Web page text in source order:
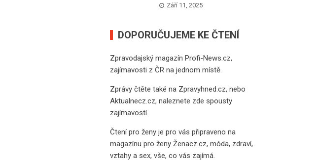
Září 11, 2025
DOPORUČUJEME KE ČTENÍ
Zpravodajský magazín Profi-News.cz,
zajímavosti z ČR na jednom místě.
Zprávy čtěte také na Zpravyhned.cz, nebo
Aktualnecz.cz, naleznete zde spousty
zajímavostí.
Čtení pro ženy je pro vás připraveno na
magazínu pro ženy Ženacz.cz, móda, zdraví,
vztahy a sex, vše, co vás zajímá.